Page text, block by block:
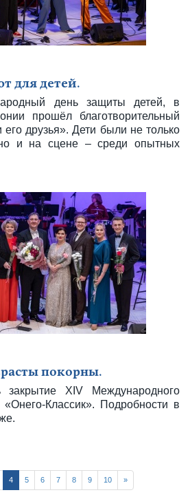
для детей.
день защиты детей, в
прошёл благотворительный
его друзья». Дети были не только
и на сцене – среди опытных
покорны.
закрытие XIV Международного
«Онего-Классик». Подробности в
4 5 6 7 8 9 10 »